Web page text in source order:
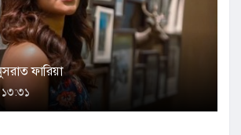
ফারিয়া